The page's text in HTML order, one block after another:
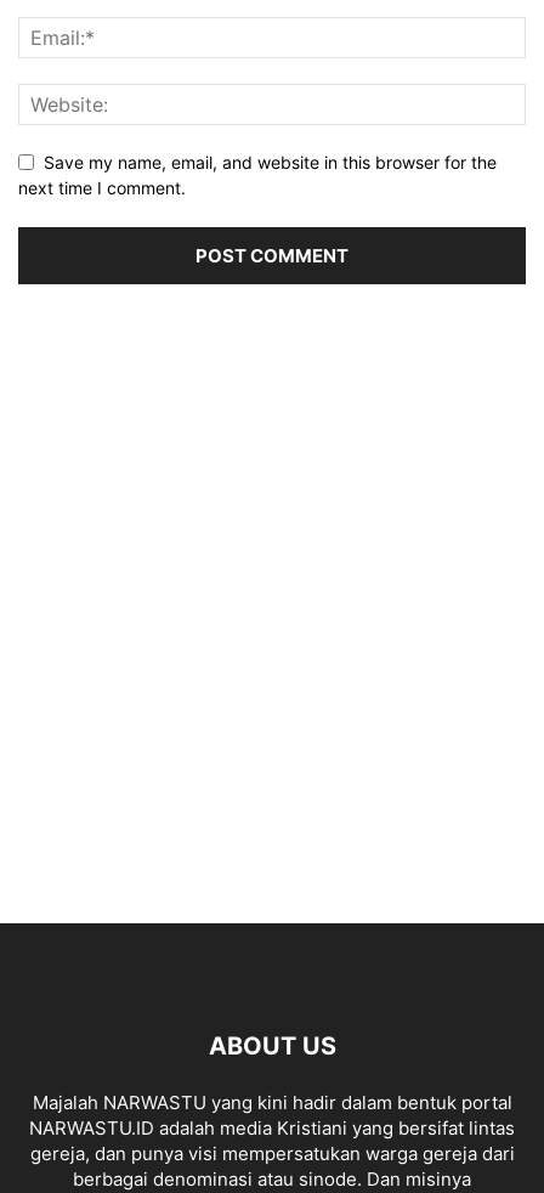
Save my name, email, and website in this browser for the
next time I comment.
ABOUT US
Majalah NARWASTU yang kini hadir dalam bentuk portal
NARWASTU.ID adalah media Kristiani yang bersifat lintas
gereja, dan punya visi mempersatukan warga gereja dari
berbagai denominasi atau sinode. Dan misinya